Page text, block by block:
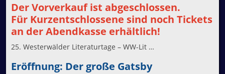
Der Vorverkauf ist abgeschlossen.
Für Kurzentschlossene sind noch Tickets
an der Abendkasse erhältlich!
25. Westerwälder Literaturtage – WW-Lit …
Eröffnung: Der große Gatsby